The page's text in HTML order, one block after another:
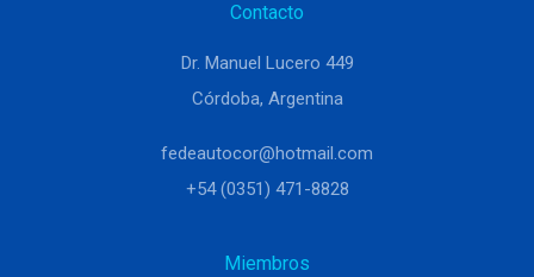
Contacto
Dr. Manuel Lucero 449
Córdoba, Argentina
fedeautocor@hotmail.com
+54 (0351) 471-8828
Miembros